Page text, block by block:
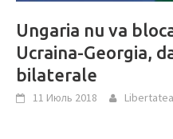
Ungaria nu va
Ucraina-Georgia,
bilaterale
11 Июль 2018 Libertatea